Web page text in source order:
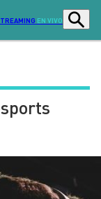
EN VIVO
Programas
Economía
Sostenibilidad